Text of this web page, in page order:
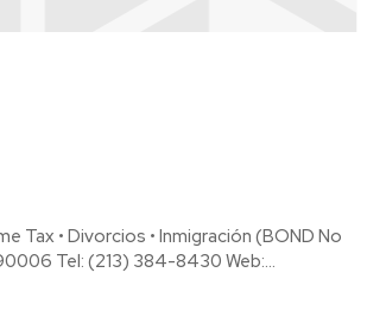
Tax • Divorcios • Inmigración (BOND No
Los Angeles, CA 90006 Tel: (213) 384-8430 Web:...